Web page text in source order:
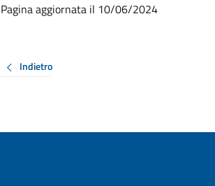
Pagina aggiornata il 10/06/2024
Indietro